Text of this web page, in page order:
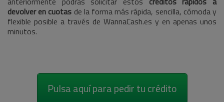
devolver en cuotas de la forma más rápida, sencilla, cómoda y
flexible posible a través de WannaCash.es y en apenas unos
minutos.
Pulsa aquí para pedir tu crédito